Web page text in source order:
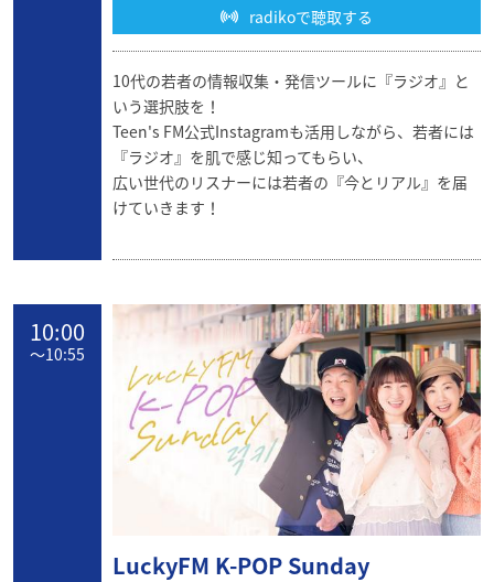
radikoで聴取する
10代の若者の情報収集・発信ツールに『ラジオ』と
いう選択肢を！
Teen's FM公式Instagramも活用しながら、若者には
『ラジオ』を肌で感じ知ってもらい、
広い世代のリスナーには若者の『今とリアル』を届
けていきます！
10:00
〜10:55
LuckyFM K-POP Sunday